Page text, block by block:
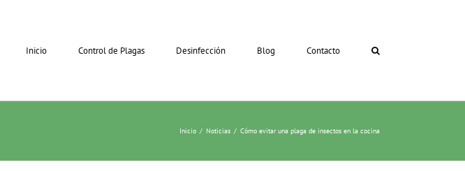
Inicio
Control de Plagas Desinfección Blog Contacto
Inicio Noticias Cómo evitar una plaga de insectos en la cocina